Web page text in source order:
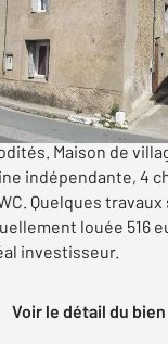
€
sud de Carcassonne
Maison de
indépendante, 4
Quelques travaux
louée 516
investisseur.
Voir le détail du bien